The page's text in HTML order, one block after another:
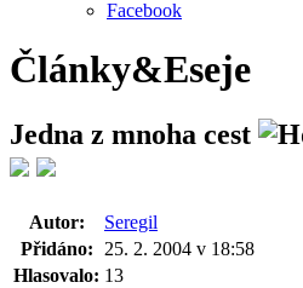
Facebook
Články&Eseje
Jedna z mnoha cest
Autor:
Seregil
Přidáno:
25. 2. 2004 v 18:58
Hlasovalo: 13